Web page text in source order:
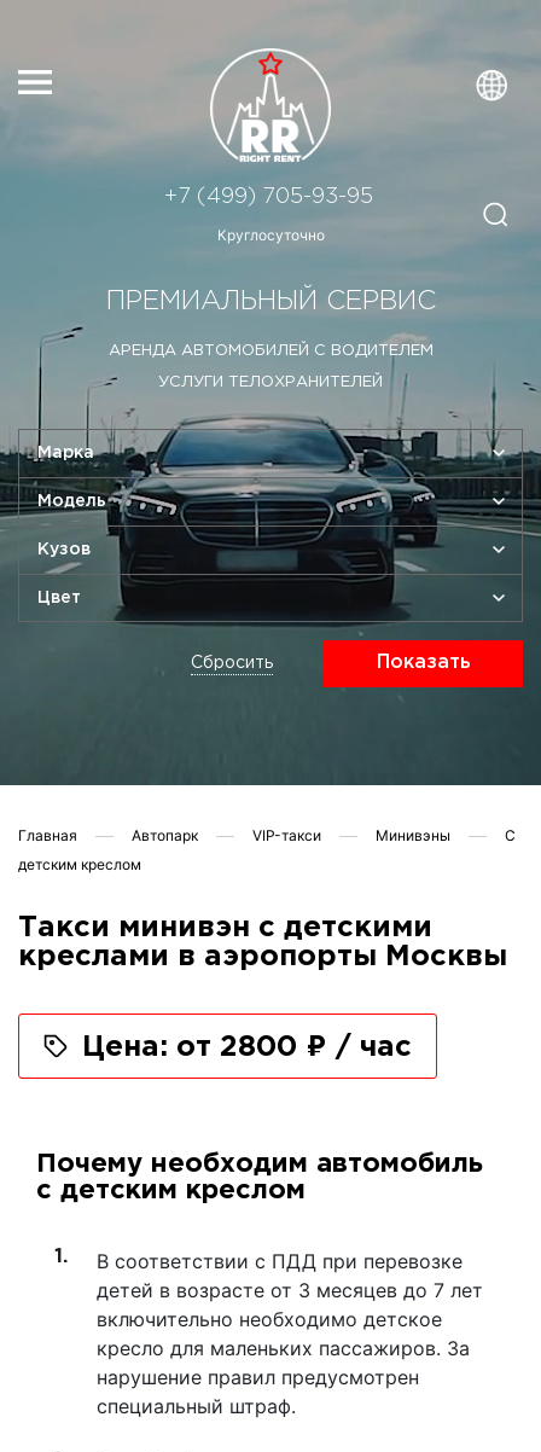
Круглосуточно
+7 (499) 705-93-95
ПРЕМИАЛЬНЫЙ СЕРВИС
АРЕНДА АВТОМОБИЛЕЙ С ВОДИТЕЛЕМ
УСЛУГИ ТЕЛОХРАНИТЕЛЕЙ
Марка
Модель
Кузов
Цвет
Сбросить Показать
Главная Автопарк VIP-такси Минивэны
С
детским креслом
Такси минивэн с детскими
креслами в аэропорты Москвы
Цена: от 2800 ₽ / час
Почему необходим автомобиль
с детским креслом
В соответствии с ПДД при перевозке
детей в возрасте от 3 месяцев до 7 лет
включительно необходимо детское
кресло для маленьких пассажиров. За
нарушение правил предусмотрен
специальный штраф.